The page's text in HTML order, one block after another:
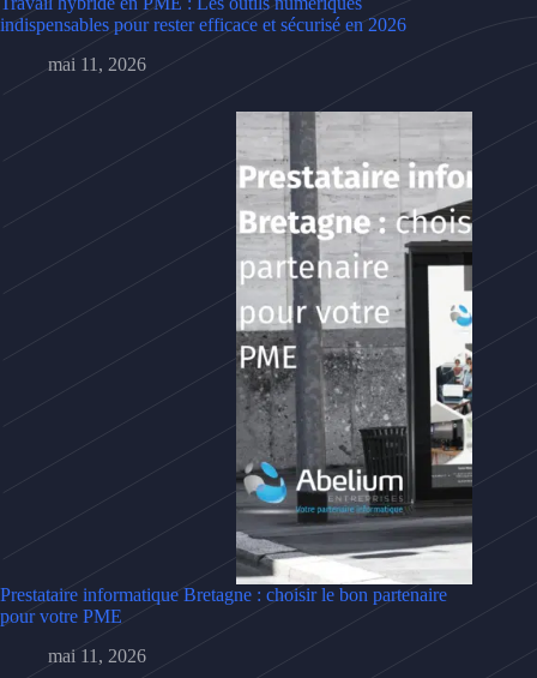
indispensables pour rester efficace et sécurisé en 2026
mai 11, 2026
Prestataire informatique Bretagne : choisir le bon partenaire
pour votre PME
mai 11, 2026